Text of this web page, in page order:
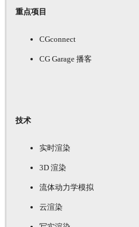
重点项目
CGconnect
CG Garage 播客
技术
实时渲染
3D 渲染
流体动力学模拟
云渲染